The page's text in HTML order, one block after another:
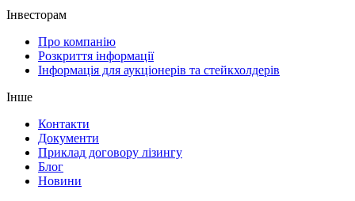
Інвесторам
Про компанію
Розкриття інформації
Інформація для аукціонерів та стейкхолдерів
Інше
Контакти
Документи
Приклад договору лізингу
Блог
Новини